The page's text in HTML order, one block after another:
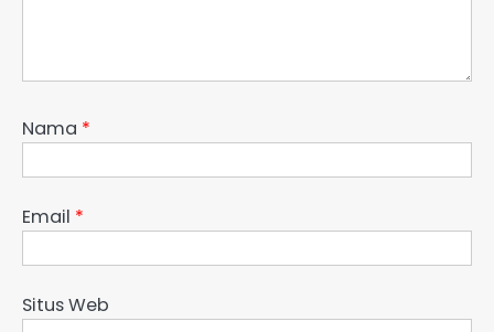
Nama *
Email *
Situs Web